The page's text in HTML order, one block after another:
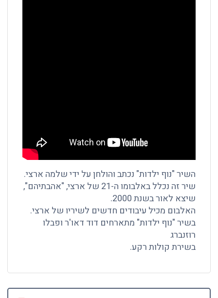
השיר "נוף ילדות" נכתב והולחן על ידי שלמה ארצי.
שיר זה נכלל באלבומו ה-21 של ארצי, "אהבתיהם",
שיצא לאור בשנת 2000.
האלבום מכיל עיבודים חדשים לשיריו של ארצי.
בשיר "נוף ילדות" מתארחים דוד דאו'ר ופבלו
רוזנברג
בשירת קולות רקע.